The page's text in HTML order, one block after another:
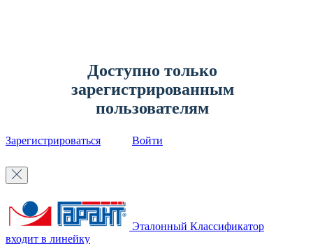
Доступно только
зарегистрированным
пользователям
Зарегистрироваться Войти
Эталонный Классификатор
входит в линейку